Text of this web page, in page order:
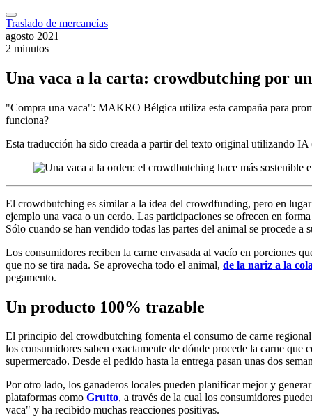
Traslado de mercancías
agosto 2021
2 minutos
Una vaca a la carta: crowdbutching por
"Compra una vaca": MAKRO Bélgica utiliza esta campaña para
funciona?
Esta traducción ha sido creada a partir del texto original utilizando
El crowdbutching es similar a la idea del crowdfunding, pero en
ejemplo una vaca o un cerdo. Las participaciones se ofrecen en
Sólo cuando se han vendido todas las partes del animal se procede a
Los consumidores reciben la carne envasada al vacío en porciones
que no se tira nada. Se aprovecha todo el animal, de la nariz a la
pegamento.
Un producto 100% trazable
El principio del crowdbutching fomenta el consumo de carne
los consumidores saben exactamente de dónde procede la carne
supermercado. Desde el pedido hasta la entrega pasan unas dos
Por otro lado, los ganaderos locales pueden planificar mejor y
plataformas como Grutto, a través de la cual los consumidores
vaca" y ha recibido muchas reacciones positivas.